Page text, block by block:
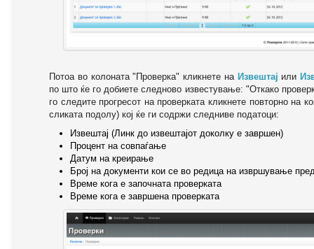
Потоа во колоната "Проверка" кликнете на Извештај или
по што ќе го добиете следново известување: "Oткако
го следите прогресот на проверката кликнете повторно на
сликата подолу) кој ќе ги содржи следниве податоци:
Извештај (Линк до извештајот доколку е завршен)
Процент на совпаѓање
Датум на креирање
Број на документи кои се во редица на извршување
Време кога е започната проверката
Време кога е завршена проверката